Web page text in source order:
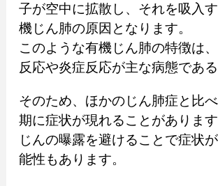
子が空中に拡散し、それを吸入
機じん肺の原因となります。
このような有機じん肺の特徴は
反応や炎症反応が主な病態である
そのため、ほかのじん肺症と比
期に症状が現れることがありま
じんの曝露を避けることで症状
能性もあります。